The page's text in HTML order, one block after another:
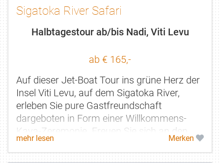
Sigatoka River Safari
Halbtagestour ab/bis Nadi, Viti Levu
ab € 165,-
Auf dieser Jet-Boat Tour ins grüne Herz der
Insel Viti Levu, auf dem Sigatoka River,
erleben Sie pure Gastfreundschaft
dargeboten in Form einer Willkommens-
Kava-Zeremonie. Freuen Sie sich an den
freudestrahlenden Gesichter der Kinder
und...
mehr lesen Merken